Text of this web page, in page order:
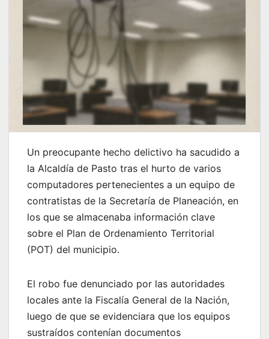
Un preocupante hecho delictivo ha sacudido a
la Alcaldía de Pasto tras el hurto de varios
computadores pertenecientes a un equipo de
contratistas de la Secretaría de Planeación, en
los que se almacenaba información clave
sobre el Plan de Ordenamiento Territorial
(POT) del municipio.
El robo fue denunciado por las autoridades
locales ante la Fiscalía General de la Nación,
luego de que se evidenciara que los equipos
sustraídos contenían documentos